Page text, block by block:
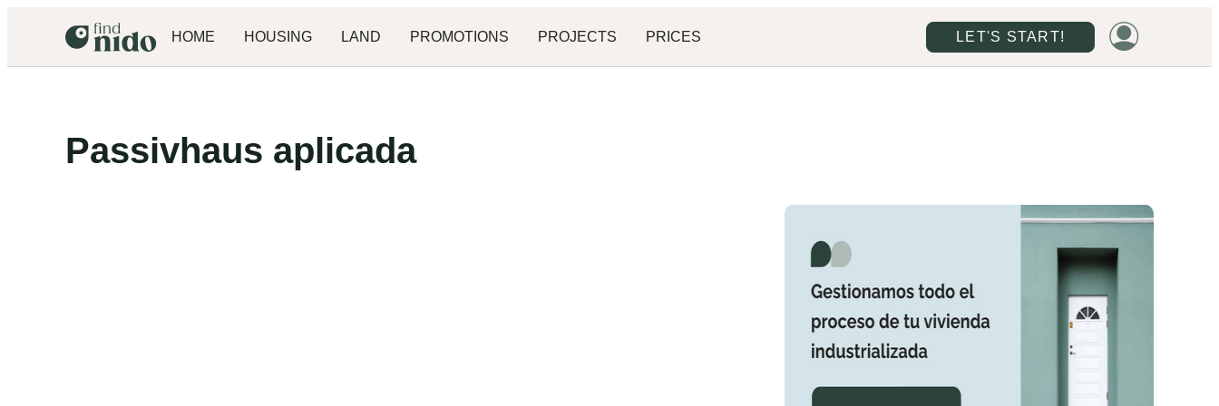
HOME HOUSING LAND PROMOTIONS PROJECTS PRICES LET'S START!
Passivhaus aplicada